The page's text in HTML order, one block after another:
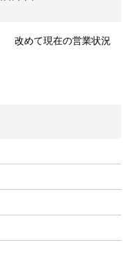
改めて現在の営業状況